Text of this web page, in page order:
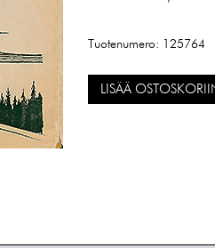
Tuotenumero: 125764
LISÄÄ